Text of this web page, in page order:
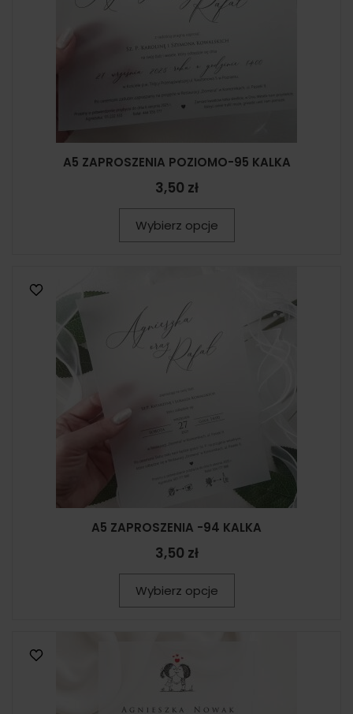
A5 ZAPROSZENIA POZIOMO-95 KALKA
3,50 zł
Wybierz opcje
A5 ZAPROSZENIA -94 KALKA
3,50 zł
Wybierz opcje